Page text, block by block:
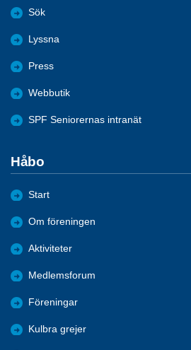
Sök
Lyssna
Press
Webbutik
SPF Seniorernas intranät
Håbo
Start
Om föreningen
Aktiviteter
Medlemsforum
Föreningar
Kulbra grejer